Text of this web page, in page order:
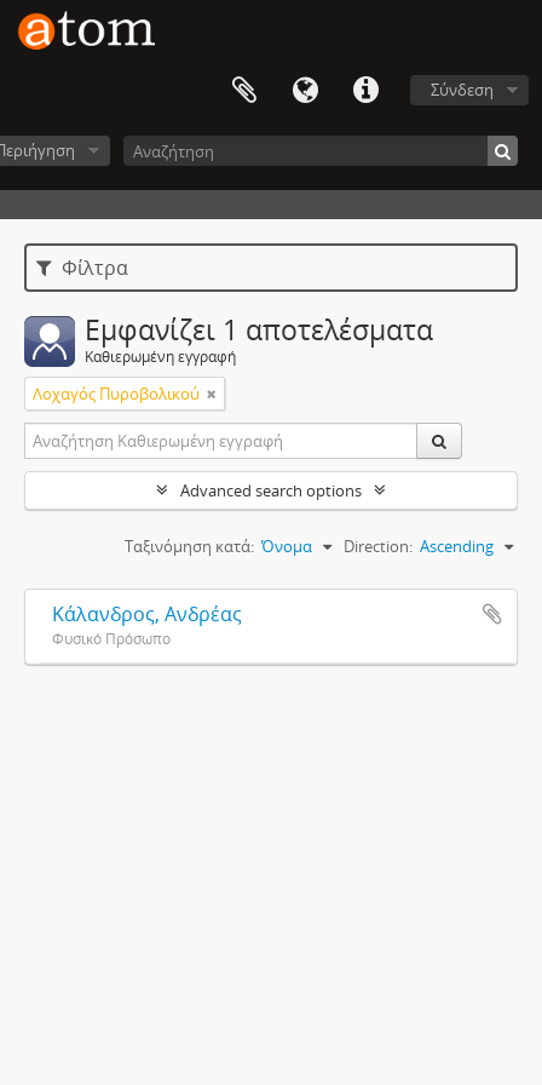
Σύνδεση
Φίλτρα
Εμφανίζει 1 αποτελέσματα
Καθιερωμένη εγγραφή
Λοχαγός Πυροβολικού
Advanced search options
Ταξινόμηση κατά: Όνομα Direction: Ascending
Κάλανδρος, Ανδρέας
Φυσικό Πρόσωπο